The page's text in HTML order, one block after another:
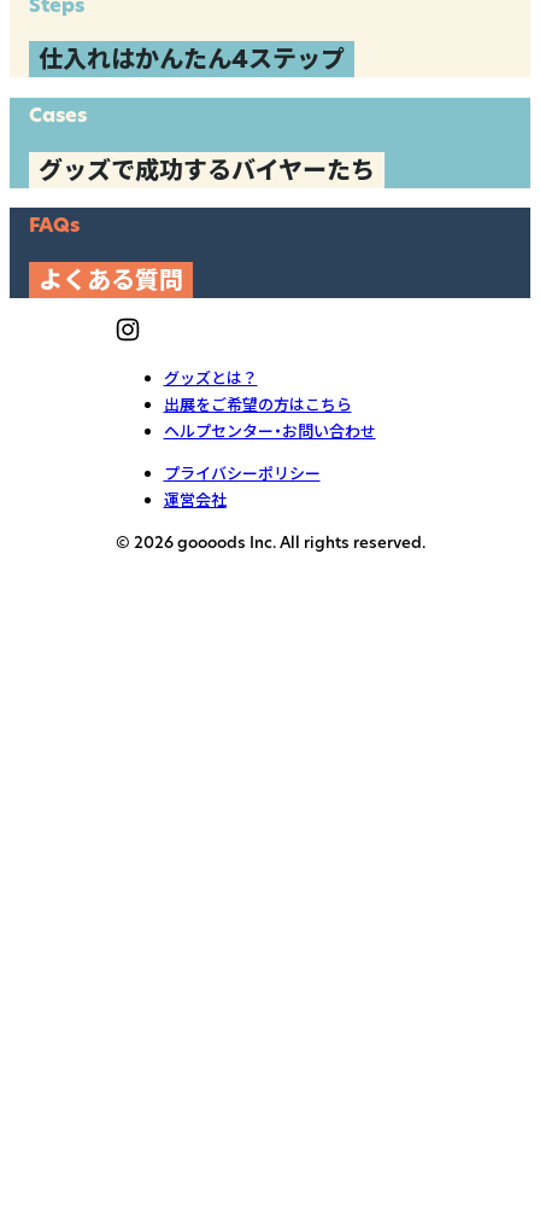
仕入れはかんたん4ステップ
Cases
グッズで成功するバイヤーたち
FAQs
よくある質問
グッズとは？
出展をご希望の方はこちら
ヘルプセンター・お問い合わせ
プライバシーポリシー
運営会社
© 2026 goooods Inc. All rights reserved.